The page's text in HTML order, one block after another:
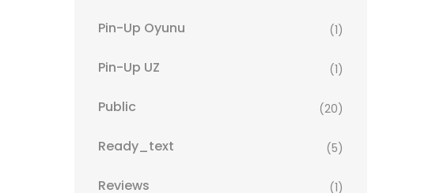
Pin-Up Oyunu (1)
Pin-Up UZ (1)
Public (20)
Ready_text (5)
Reviews (1)